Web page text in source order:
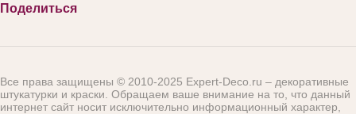
Поделиться
Все права защищены © 2010-2025 Expert-Deco.ru – декоративные
штукатурки и краски. Обращаем ваше внимание на то, что данный
интернет сайт носит исключительно информационный характер,